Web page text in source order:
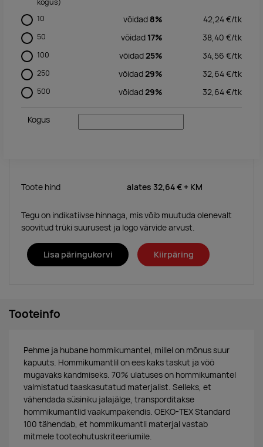
kogus)
10 võidad 8% 42,24€/tk
50 võidad 17% 38,40 €/tk
100 võidad25% 34,56 €/tk
250 võidad29% 32,64€/tk
500 võidad29% 32,64€/tk
Kogus
Toote hind alates 32,64 € + KM
Tegu on indikatiivse hinnaga, mis võib muutuda olenevalt
soovitud trüki suurusest ja logo värvide arvust.
Lisa päringukorvi Kiirpäring
Tooteinfo
Pehme ja hubane hommikumantel, millel on mõnus suur
kapuuts. Hommikumantlil on ees kaks taskut ja vöö
mugavaks kandmiseks. 70% ulatuses on hommikumantel
valmistatud taaskasutatud materjalist. Selleks, et
vähendada süsiniku jalajälge, transporditakse
hommikumantlid vaakumpakendis. OEKO-TEX Standard
100 tähendab, et hommikumantli materjal vastab
mitmele tooteohutuskriteeriumile.